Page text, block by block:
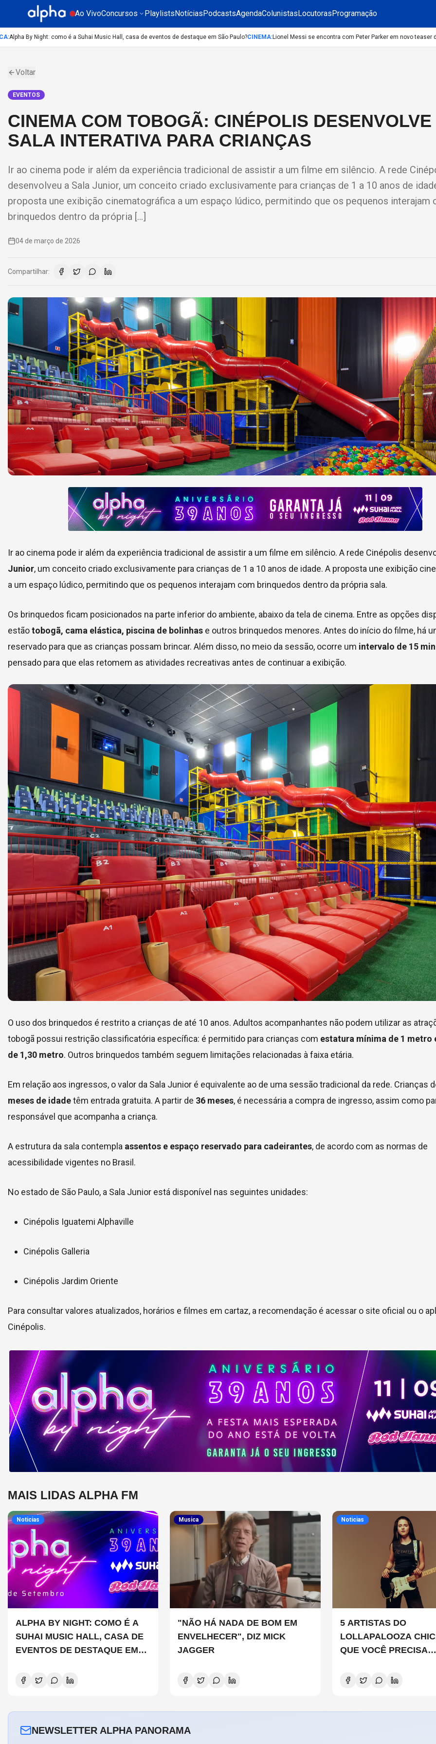
Ao VivoConcursos PlaylistsNotíciasPodcastsAgendaColunistasLocutorasProgramação
Alpha By Night: como é a Suhai Music Hall, casa de eventos de destaque em São Paulo?CINEMA:Lionel Messi se encontra com Peter Parker em novo teaser de
Voltar
EVENTOS
CINEMA COM TOBOGÃ: CINÉPOLIS DESENVOLVE
SALA INTERATIVA PARA CRIANÇAS
Ir ao cinema pode ir além da experiência tradicional de assistir a um filme em silêncio. A rede
desenvolveu a Sala Junior, um conceito criado exclusivamente para crianças de 1 a 10 anos de
proposta une exibição cinematográfica a um espaço lúdico, permitindo que os pequenos interajam
brinquedos dentro da própria […]
04 de março de 2026
Compartilhar:
Ir ao cinema pode ir além da experiência tradicional de assistir a um filme em silêncio. A rede Cinépolis
Junior, um conceito criado exclusivamente para crianças de 1 a 10 anos de idade. A proposta une exibição
a um espaço lúdico, permitindo que os pequenos interajam com brinquedos dentro da própria sala.
Os brinquedos ficam posicionados na parte inferior do ambiente, abaixo da tela de cinema. Entre as opções
estãotobogã, cama elástica, piscina de bolinhas e outros brinquedos menores. Antes do início do filme, há
reservado para que as crianças possam brincar. Além disso, no meio da sessão, ocorre um intervalo de 15
pensado para que elas retomem as atividades recreativas antes de continuar a exibição.
O uso dos brinquedos é restrito a crianças de até 10 anos. Adultos acompanhantes não podem utilizar as
tobogã possui restrição classificatória específica: é permitido para crianças com estatura mínima de 1 metro
de 1,30 metro. Outros brinquedos também seguem limitações relacionadas à faixa etária.
Em relação aos ingressos, o valor da Sala Junior é equivalente ao de uma sessão tradicional da rede. Crianças
meses de idadetêm entrada gratuita. A partir de 36 meses, é necessária a compra de ingresso, assim como
responsável que acompanha a criança.
A estrutura da sala contempla assentos e espaço reservado para cadeirantes, de acordo com as normas de
acessibilidade vigentes no Brasil.
No estado de São Paulo, a Sala Junior está disponível nas seguintes unidades:
Cinépolis Iguatemi Alphaville
Cinépolis Galleria
Cinépolis Jardim Oriente
Para consultar valores atualizados, horários e filmes em cartaz, a recomendação é acessar o site oficial ou o
Cinépolis.
MAIS LIDAS ALPHA FM
Noticias
ALPHA BY NIGHT: COMO É A
SUHAI MUSIC HALL, CASA DE
EVENTOS DE DESTAQUE EM
Musica
"NÃO HÁ NADA DE BOM EM
ENVELHECER", DIZ MICK
JAGGER
Noticias
5 ARTISTAS DO
LOLLAPALOOZA
QUE VOCÊ PRECISA
NEWSLETTER ALPHA PANORAMA